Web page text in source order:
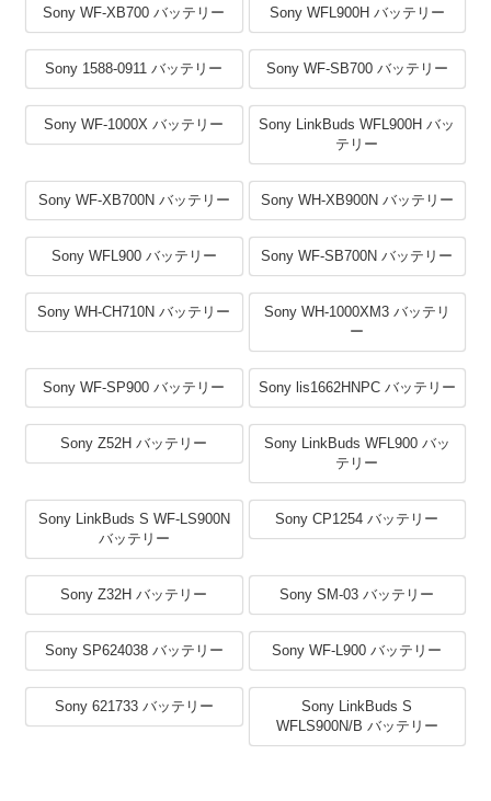
Sony WF-XB700 バッテリー Sony WFL900H バッテリー
Sony 1588-0911 バッテリー Sony WF-SB700 バッテリー
Sony WF-1000X バッテリー
Sony LinkBuds WFL900H バッ
テリー
Sony WF-XB700N バッテリー Sony WH-XB900N バッテリー
Sony WFL900 バッテリー Sony WF-SB700N バッテリー
Sony WH-CH710N バッテリー
Sony WH-1000XM3 バッテリ
ー
Sony WF-SP900 バッテリー Sony lis1662HNPC バッテリー
Sony Z52H バッテリー
Sony LinkBuds WFL900 バッ
テリー
Sony LinkBuds S WF-LS900N
バッテリー
Sony CP1254 バッテリー
Sony Z32H バッテリー Sony SM-03 バッテリー
Sony SP624038 バッテリー Sony WF-L900 バッテリー
Sony 621733 バッテリー
Sony LinkBuds S
WFLS900N/B バッテリー